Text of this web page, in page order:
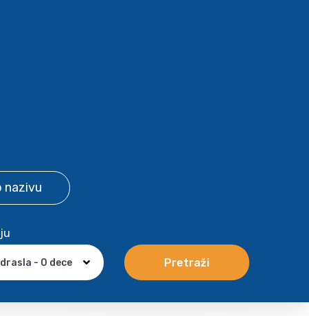
nazivu
- 0 dece Pretraži